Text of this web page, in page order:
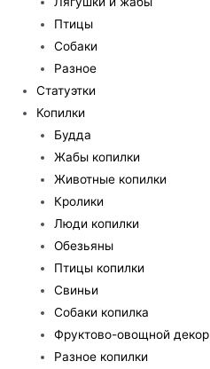
Птицы
Собаки
Разное
Статуэтки
Копилки
Будда
Жабы копилки
Животные копилки
Кролики
Люди копилки
Обезьяны
Птицы копилки
Свиньи
Собаки копилка
Фруктово-овощной декор
Разное копилки